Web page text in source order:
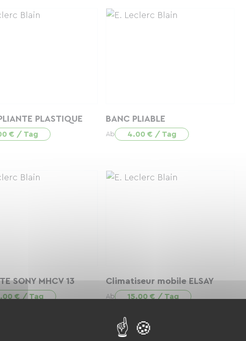
PLASTIQUE
€ / Tag
BANC PLIABLE
Ab 4.00 € / Tag
SONY MHCV 13
€ / Tag
Climatiseur mobile ELSAY
Ab 15.00 € / Tag